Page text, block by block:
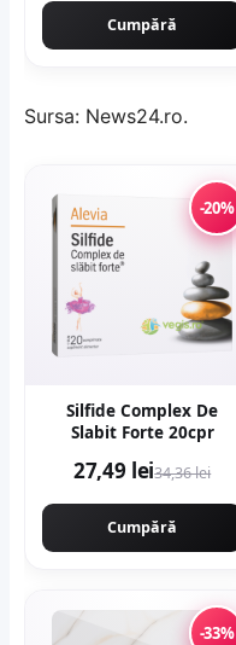
Cumpără
Sursa: News24.ro.
-20%
Silfide Complex De
Slabit Forte 20cpr
27,49 lei34,36 lei
Cumpără
-33%